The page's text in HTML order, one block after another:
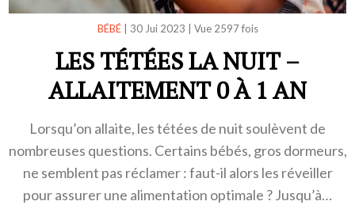
BÉBÉ| 30 Jui 2023 Vue 2597 fois
LES TÉTÉES LA NUIT –
ALLAITEMENT 0 À 1 AN
Lorsqu’on allaite, les tétées de nuit soulèvent de
nombreuses questions. Certains bébés, gros dormeurs,
ne semblent pas réclamer : faut-il alors les réveiller
pour assurer une alimentation optimale ? Jusqu’à…